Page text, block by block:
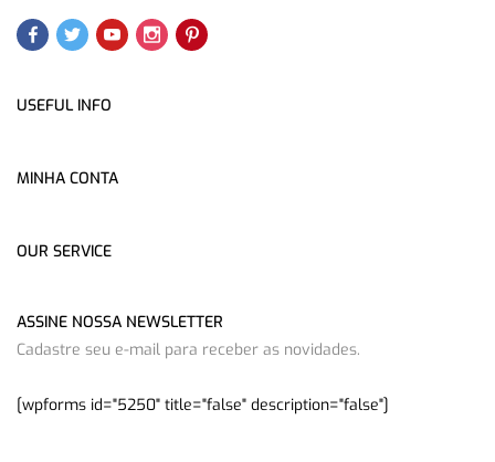
USEFUL INFO
MINHA CONTA
OUR SERVICE
ASSINE NOSSA NEWSLETTER
Cadastre seu e-mail para receber as novidades.
[wpforms id="5250" title="false" description="false"]